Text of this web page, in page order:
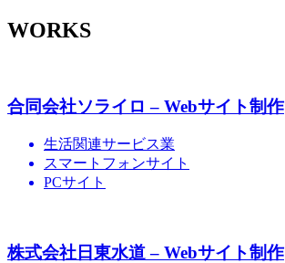
WORKS
合同会社ソライロ – Webサイト制作
生活関連サービス業
スマートフォンサイト
PCサイト
株式会社日東水道 – Webサイト制作